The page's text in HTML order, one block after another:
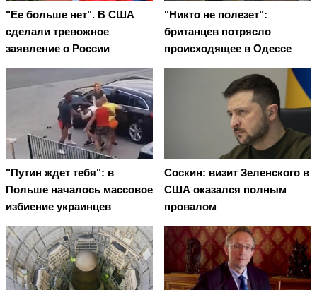
"Ее больше нет". В США
сделали тревожное
заявление о России
"Никто не полезет":
британцев потрясло
происходящее в Одессе
"Путин ждет тебя": в
Польше началось массовое
избиение украинцев
Соскин: визит Зеленского в
США оказался полным
провалом